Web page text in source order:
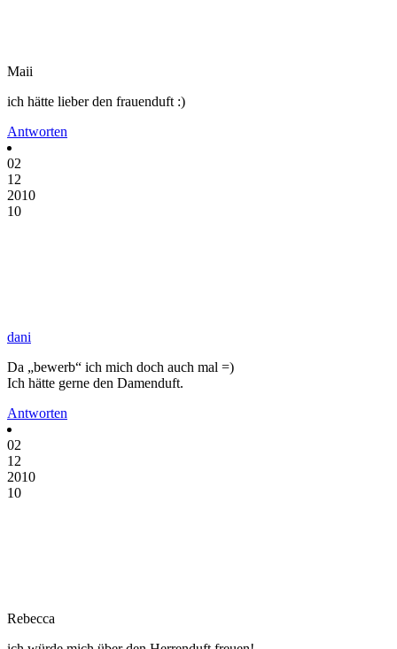
Maii
ich hätte lieber den frauenduft :)
Antworten
02
12
2010
10
dani
Da „bewerb“ ich mich doch auch mal =)
Ich hätte gerne den Damenduft.
Antworten
02
12
2010
10
Rebecca